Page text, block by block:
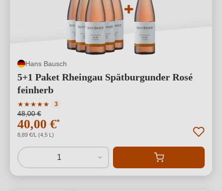
Hans Bausch
5+1 Paket Rheingau Spätburgunder Rosé
feinherb
★★★★★
Durchschnittliche Bewertung von 5 von 5 Sternen
3
48,00 €
40,00 €*
8,89 €/L (4,5 L)
1